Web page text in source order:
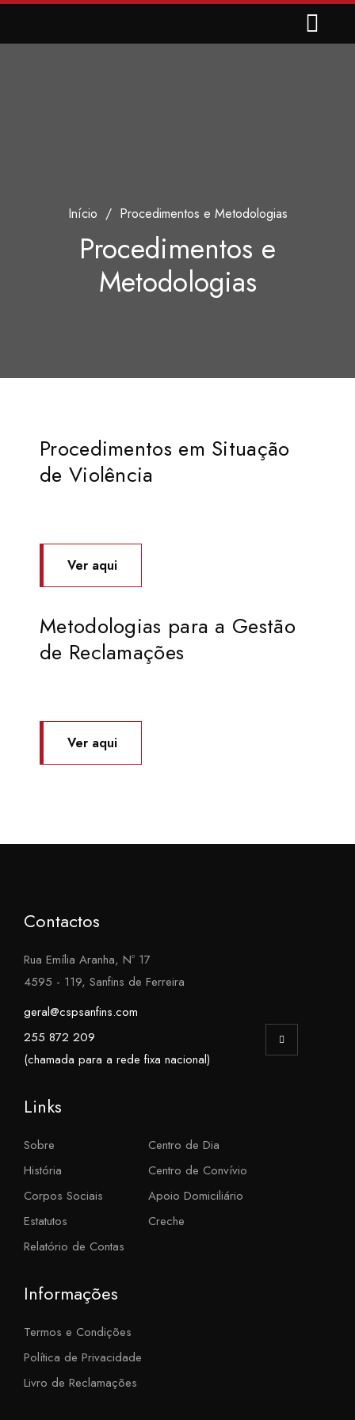
Início / Procedimentos e Metodologias
Procedimentos e
Metodologias
Procedimentos em Situação
de Violência
Ver aqui
Metodologias para a Gestão
de Reclamações
Ver aqui
Contactos
Rua Emília Aranha, Nº 17
4595 - 119, Sanfins de Ferreira
geral@cspsanfins.com
255 872 209
(chamada para a rede fixa nacional)
Links
Sobre
História
Corpos Sociais
Estatutos
Relatório de Contas
Centro de Dia
Centro de Convívio
Apoio Domiciliário
Creche
Informações
Termos e Condições
Política de Privacidade
Livro de Reclamações